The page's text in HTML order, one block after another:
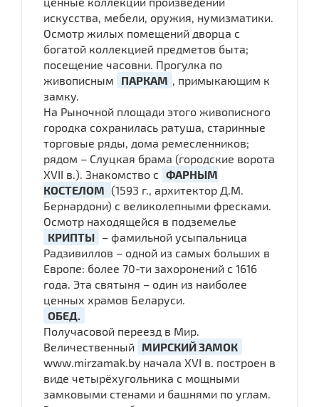
искусства, мебели, оружия, нумизматики.
Осмотр жилых помещений дворца с
богатой коллекцией предметов быта;
посещение часовни. Прогулка по
живописным
ПАРКАМ
, примыкающим к
замку.
На Рыночной площади этого живописного
городка сохранилась ратуша, старинные
торговые ряды, дома ремесленников;
рядом – Слуцкая брама (городские ворота
XVII в.). Знакомство с ФАРНЫМ
КОСТЕЛОМ (1593 г., архитектор Д.М.
Бернардони) с великолепными фресками.
Осмотр находящейся в подземелье
КРИПТЫ – фамильной усыпальница
Радзивиллов – одной из самых больших в
Европе: более 70-ти захоронений с 1616
года. Эта святыня – один из наиболее
ценных храмов Беларуси.
ОБЕД.
Получасовой переезд в Мир.
Величественный
МИРСКИЙ ЗАМОК
www.mirzamak.by начала XVI в. построен в
виде четырёхугольника с мощными
замковыми стенами и башнями по углам.